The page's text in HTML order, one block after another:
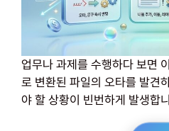
업무나 과제를 수행하다 보면
로 변환된 파일의 오타를 발견
야 할 상황이 빈번하게 발생합